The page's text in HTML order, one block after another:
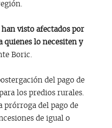
visto afectados por
quienes lo necesiten y
Boric.
del pago de
los predios rurales.
prórroga del pago de
de igual o